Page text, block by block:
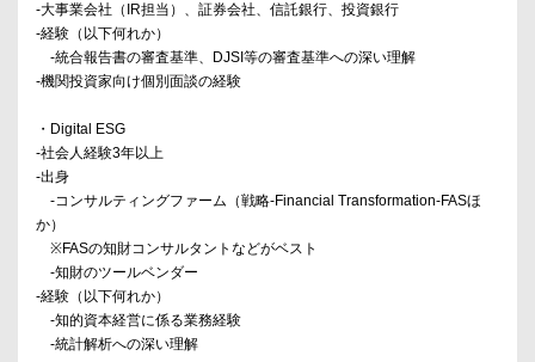
-大事業会社（IR担当）、証券会社、信託銀行、投資銀行
-経験（以下何れか）
-統合報告書の審査基準、DJSI等の審査基準への深い理解
-機関投資家向け個別面談の経験
・Digital ESG
-社会人経験3年以上
-出身
-コンサルティングファーム（戦略-Financial Transformation-FASほ
か）
※FASの知財コンサルタントなどがベスト
-知財のツールベンダー
-経験（以下何れか）
-知的資本経営に係る業務経験
-統計解析への深い理解